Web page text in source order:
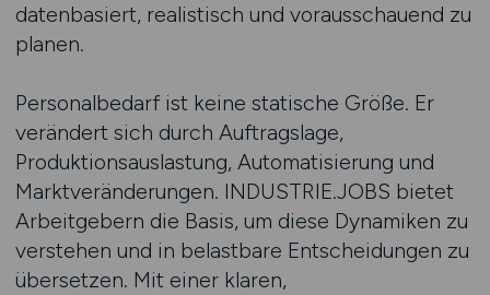
datenbasiert, realistisch und vorausschauend zu
planen.
Personalbedarf ist keine statische Größe. Er
verändert sich durch Auftragslage,
Produktionsauslastung, Automatisierung und
Marktveränderungen. INDUSTRIE.JOBS bietet
Arbeitgebern die Basis, um diese Dynamiken zu
verstehen und in belastbare Entscheidungen zu
übersetzen. Mit einer klaren,